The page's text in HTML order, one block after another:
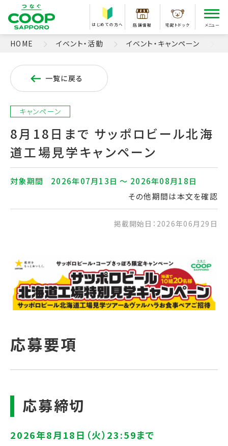
はじめての方へ 店舗情報 宅配トドック メニュー
HOME イベント・活動 イベント・キャンペーン
一覧に戻る
キャンペーン
8月18日まで サッポロビール北海
道工場見学キャンペーン
対象期間
2026年07月13日 〜 2026年08月18日
その他期間は本文を確認
掲載開始日：2026年06月29日